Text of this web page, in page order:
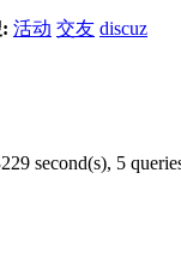
活动 交友 discuz
second(s), 5